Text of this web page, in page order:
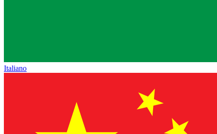
Italiano